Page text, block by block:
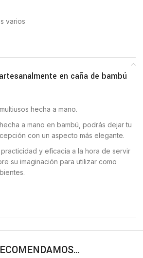
varios
en caña de bambú
hecha a mano.
a mano en bambú, podrás dejar tu
con un aspecto más elegante.
practicidad y eficacia a la hora de servir
su imaginación para utilizar como